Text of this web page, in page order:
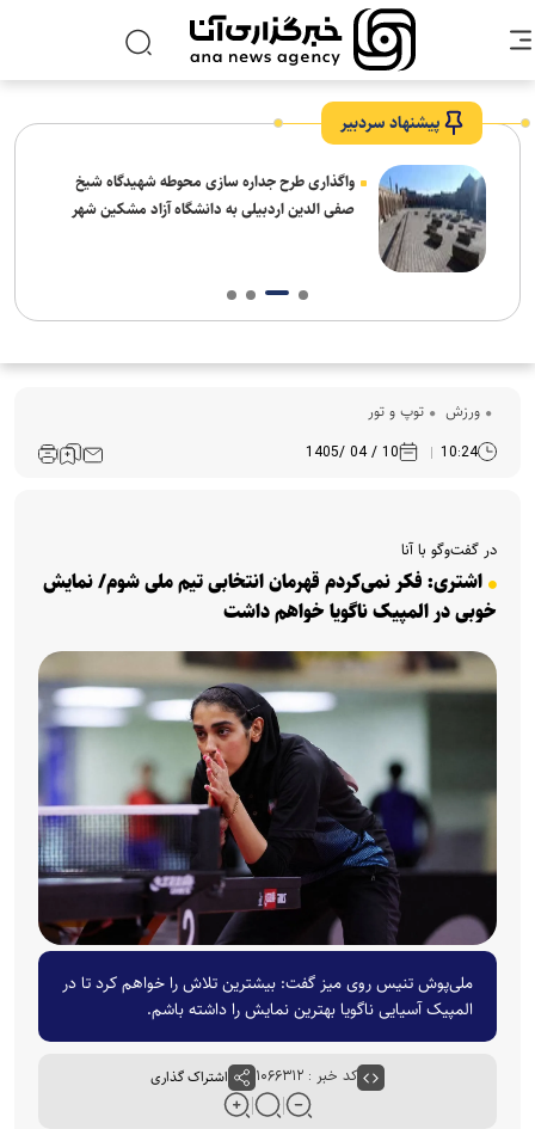
پیشنهاد سردبیر
واگذاری طرح جداره سازی محوطه شهیدگاه شیخ
صفی الدین اردبیلی به دانشگاه آزاد مشکین شهر
ورزش توپ و تور
10:24
10 / 04 /1405
در گفت‌وگو با آنا
اشتری: فکر نمی‌کردم قهرمان انتخابی تیم ملی شوم/ نمایش
خوبی در المپیک ناگویا خواهم داشت
ملی‌پوش تنیس روی میز گفت: بیشترین تلاش را خواهم کرد تا در
المپیک آسیایی ناگویا بهترین نمایش را داشته باشم.
کد خبر : ۱۰۶۶۳۱۲ اشتراک گذاری